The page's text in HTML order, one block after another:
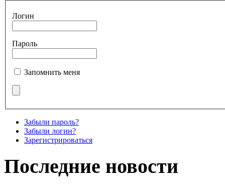
Логин
Пароль
Запомнить меня
Забыли пароль?
Забыли логин?
Зарегистрироваться
Последние новости